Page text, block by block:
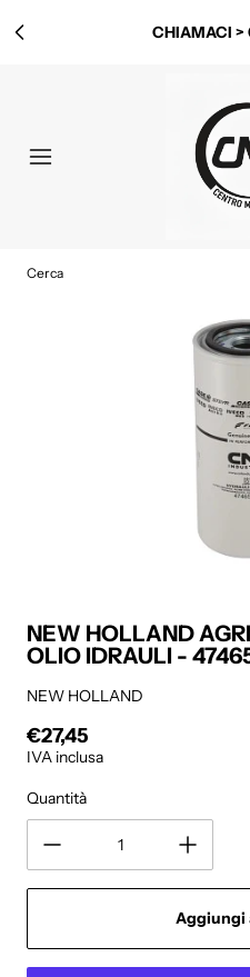
CHIAMACI
NEW HOLLAND
OLIO IDRAULI -
NEW HOLLAND
Prezzo regolare
€27,45
IVA inclusa
Quantità
Aggiungi